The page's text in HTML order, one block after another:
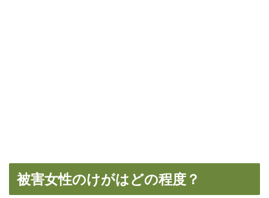
被害女性のけがはどの程度？